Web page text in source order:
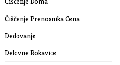
Čiščenje Prenosnika Cena
Dedovanje
Delovne Rokavice